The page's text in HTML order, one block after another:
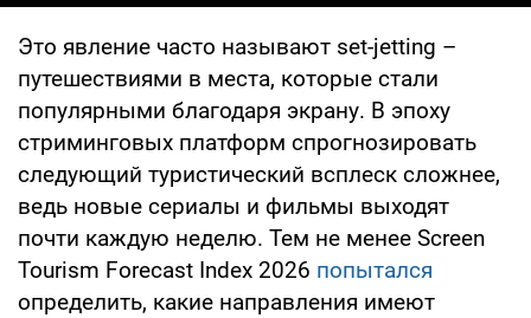
Это явление часто называют set-jetting –
путешествиями в места, которые стали
популярными благодаря экрану. В эпоху
стриминговых платформ спрогнозировать
следующий туристический всплеск сложнее,
ведь новые сериалы и фильмы выходят
почти каждую неделю. Тем не менее Screen
Tourism Forecast Index 2026 попытался
определить, какие направления имеют